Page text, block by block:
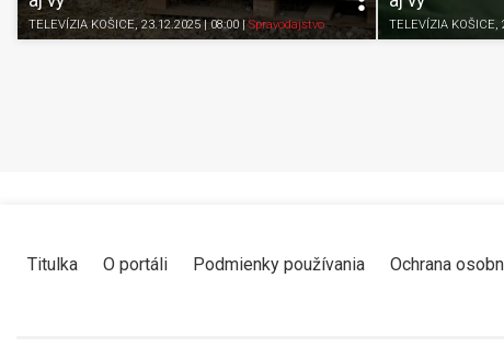
TELEVÍZIA KOŠICE, 23.12.2025 | 08:00 |Spravodajstvo TELEVÍZIA KOŠICE,
Titulka O portáli Podmienky používania Ochrana